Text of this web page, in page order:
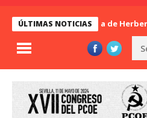
ÚLTIMAS NOTICIAS
La sorpresa de Herbert